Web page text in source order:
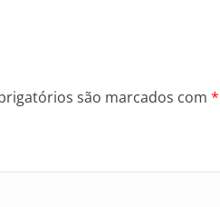
são marcados com *